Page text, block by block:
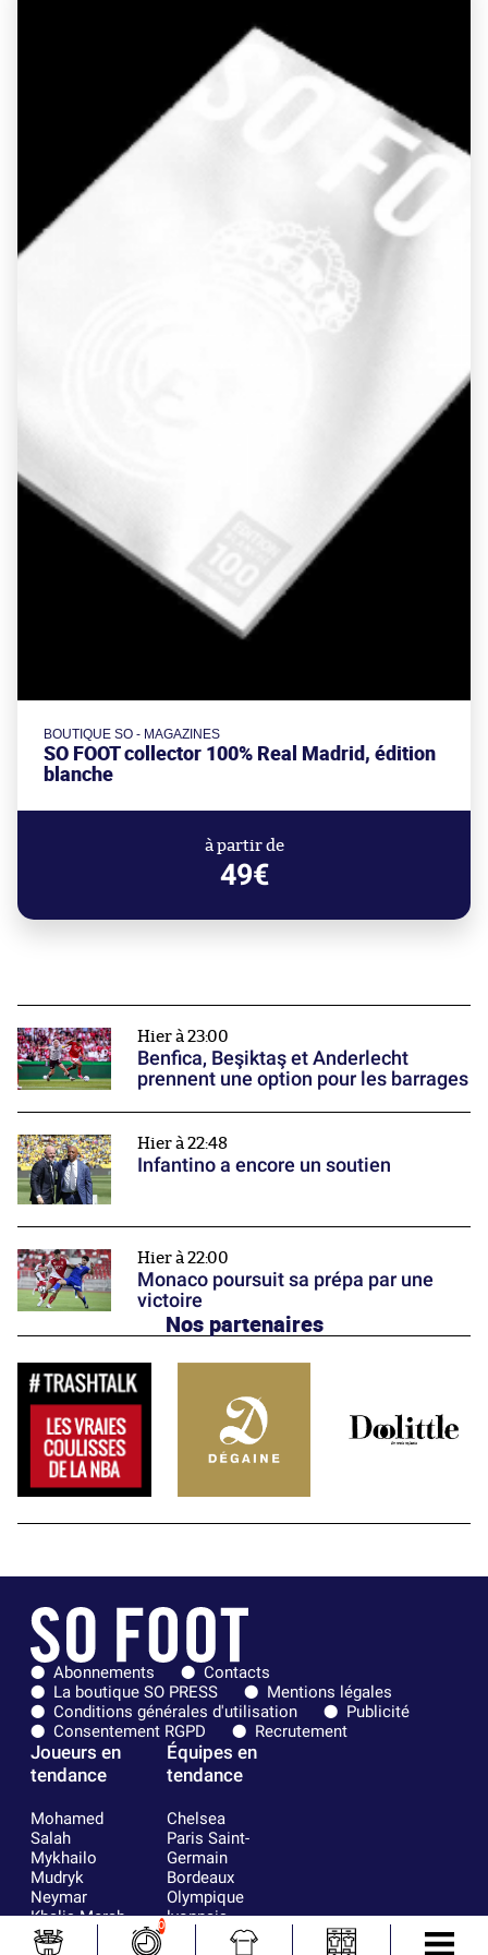
BOUTIQUE SO - MAGAZINES
SO FOOT collector 100% Real Madrid, édition
blanche
à partir de
49€
Hier à 23:00
Benfica, Beşiktaş et Anderlecht
prennent une option pour les barrages
Hier à 22:48
Infantino a encore un soutien
Hier à 22:00
Monaco poursuit sa prépa par une
victoire
Nos partenaires
Abonnements
Contacts
La boutique SO PRESS
Mentions légales
Conditions générales d'utilisation
Publicité
Consentement RGPD
Recrutement
Joueurs en
tendance
Mohamed
Salah
Mykhailo
Mudryk
Neymar
Khalis Merah
Loïs Openda
Équipes en
tendance
Chelsea
Paris Saint-
Germain
Bordeaux
Olympique
lyonnais
0